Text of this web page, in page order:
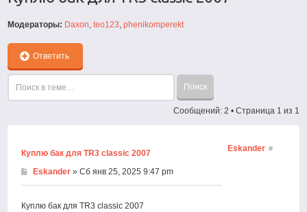
Модераторы: Daxon,teo123,phenikomperekt
Ответить
Сообщений: 2 • Страница 1 из 1
Куплю бак для TR3 classic 2007
Eskander » Сб янв 25, 2025 9:47 pm
Куплю бак для TR3 classic 2007
Eskander